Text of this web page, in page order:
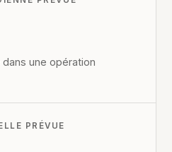
une opération
PRÉVUE